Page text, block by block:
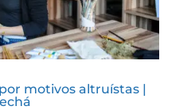
motivos altruístas |